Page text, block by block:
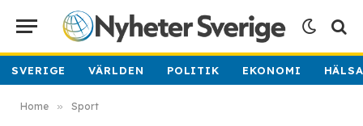
SVERIGE VÄRLDEN POLITIK EKONOMI
Home » Sport